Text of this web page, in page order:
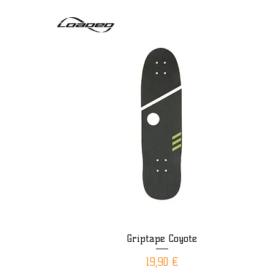
Aperçu rapide
Griptape Coyote
Prix
19,90 €